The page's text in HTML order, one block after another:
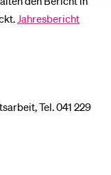
Jahresbericht
Tel. 041 229